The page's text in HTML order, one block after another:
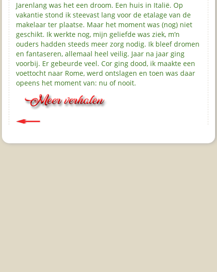
Jarenlang was het een droom. Een huis in Italië. Op
vakantie stond ik steevast lang voor de etalage van de
makelaar ter plaatse. Maar het moment was (nog) niet
geschikt. Ik werkte nog, mijn geliefde was ziek, m’n
ouders hadden steeds meer zorg nodig. Ik bleef dromen
en fantaseren, allemaal heel veilig. Jaar na jaar ging
voorbij. Er gebeurde veel. Cor ging dood, ik maakte een
voettocht naar Rome, werd ontslagen en toen was daar
opeens het moment van: nu of nooit.